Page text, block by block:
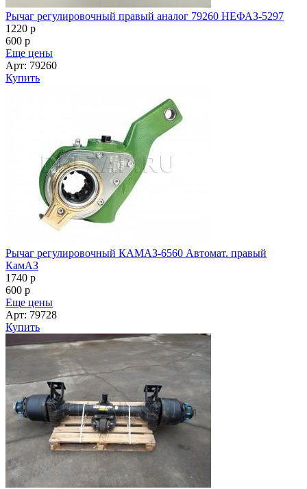
Рычаг регулировочный правый аналог 79260 НЕФАЗ-5297
1220 p
600 p
Еще цены
Арт: 79260
Купить
Рычаг регулировочный КАМАЗ-6560 Автомат. правый
КамАЗ
1740 p
600 p
Еще цены
Арт: 79728
Купить